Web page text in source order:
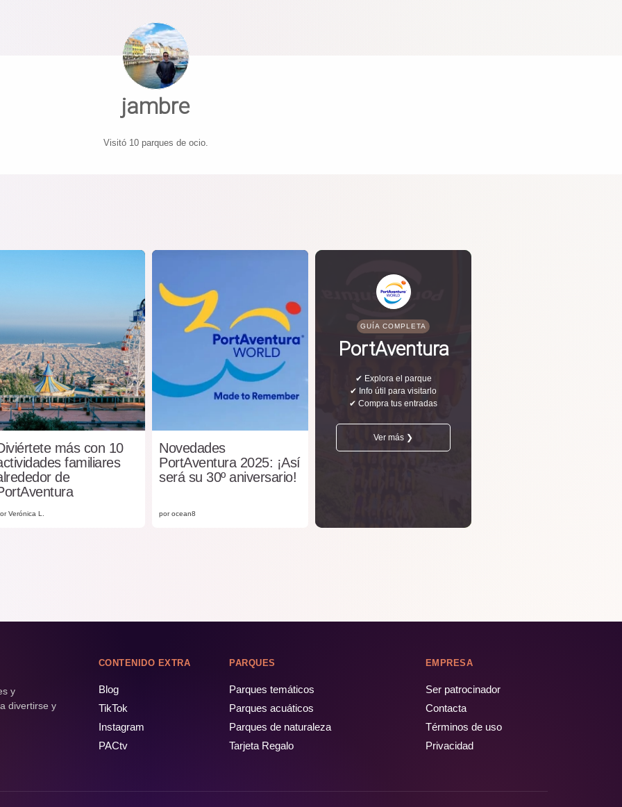
jambre
Visitó 10 parques de ocio.
más con 10
familiares
de
Verónica L.
Novedades
PortAventura 2025: ¡Así
será su 30º aniversario!
por ocean8
GUÍA COMPLETA
PortAventura
✔ Explora el parque
✔ Info útil para visitarlo
✔ Compra tus entradas
Ver más ❯
y
divertirse y
CONTENIDO EXTRA
Blog
TikTok
Instagram
PACtv
PARQUES
Parques temáticos
Parques acuáticos
Parques de naturaleza
Tarjeta Regalo
EMPRESA
Ser patrocinador
Contacta
Términos de uso
Privacidad